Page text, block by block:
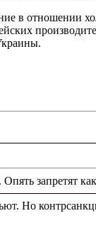
в отношении
запретят
Но